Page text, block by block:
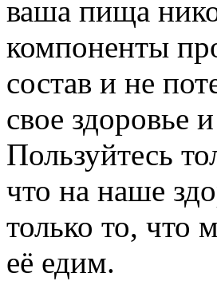
ваша пища
компоненты
состав и не
свое здоровье
Пользуйтесь
что на наше
только то, что
её едим.